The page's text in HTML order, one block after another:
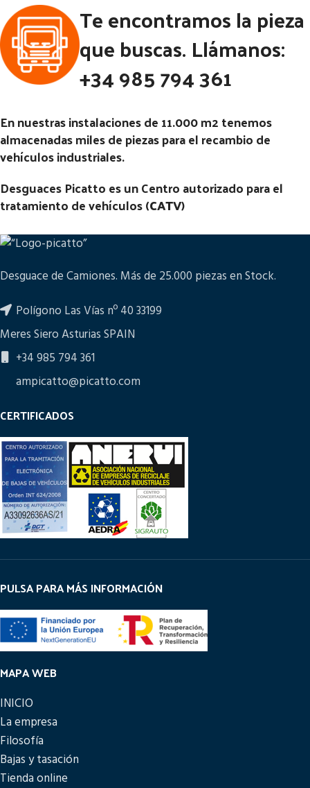
Código Pieza:52588
Ubicación:
Notas:
Código Pieza:
Te encontramos la pieza
que buscas. Llámanos:
+34 985 794 361
En nuestras instalaciones de 11.000 m2 tenemos
almacenadas miles de piezas para el recambio de
vehículos industriales.
Desguaces Picatto es un Centro autorizado para el
tratamiento de vehículos (CATV)
Desguace de Camiones. Más de 25.000 piezas en Stock.
Polígono Las Vías nº 40 33199
Meres Siero Asturias SPAIN
+34 985 794 361
ampicatto@picatto.com
CERTIFICADOS
PULSA PARA MÁS INFORMACIÓN
MAPA WEB
INICIO
La empresa
Filosofía
Bajas y tasación
Tienda online